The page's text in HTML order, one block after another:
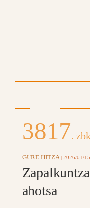
3817. zbk
GURE HITZA | 2026/01/15
ahotsa